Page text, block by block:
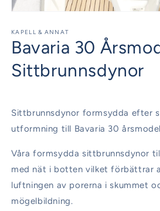
1
i
modalfönster
KAPELL & ANNAT
Bavaria 30
Sittbrunnsdynor
Sittbrunnsdynor formsydda efter
utformning till Bavaria 30
Våra formsydda sittbrunnsdynor
med nät i botten vilket förbättrar
luftningen av porerna i skummet
mögelbildning.